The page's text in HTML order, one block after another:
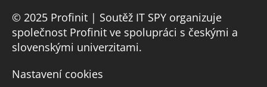
© 2025 Profinit | Soutěž IT SPY organizuje
společnost Profinit ve spolupráci s českými a
slovenskými univerzitami.
Nastavení cookies